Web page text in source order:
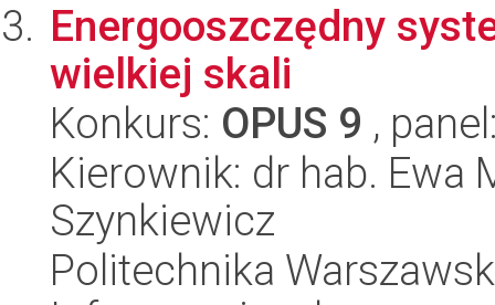
Energooszczędny
wielkiej skali
Konkurs: OPUS 9 ,
Kierownik: dr hab. Ewa
Szynkiewicz
Politechnika